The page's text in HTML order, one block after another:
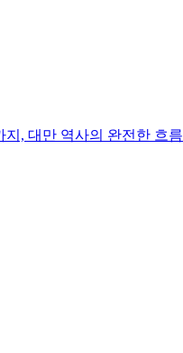
지, 대만 역사의 완전한 흐름